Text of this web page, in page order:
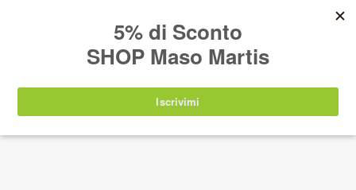
IT EN DE SHOP
nuovamente disponibili a partire da
agosto 2026.